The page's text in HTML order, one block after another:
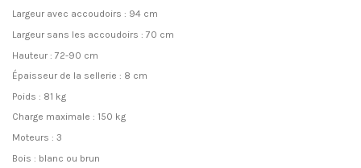
Largeur avec accoudoirs : 94 cm
Largeur sans les accoudoirs : 70 cm
Hauteur : 72-90 cm
Épaisseur de la sellerie : 8 cm
Poids : 81 kg
Charge maximale : 150 kg
Moteurs : 3
Bois : blanc ou brun